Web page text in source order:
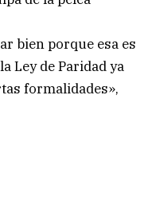
bien porque esa es
Ley de Paridad ya
formalidades»,